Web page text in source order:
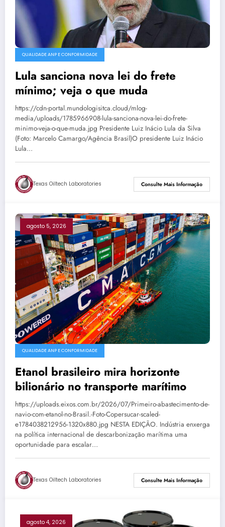
QUALIDADE ANP E CONFORMIDADE
Lula sanciona nova lei do frete
mínimo; veja o que muda
https://cdn-portal.mundologisitca.cloud/mlog-
media/uploads/1785966908-lula-sanciona-nova-lei-do-frete-
minimo-veja-o-que-muda.jpg Presidente Luiz Inácio Lula da Silva
(Foto: Marcelo Camargo/Agência Brasil)O presidente Luiz Inácio
Lula…
Texas Oiltech Laboratories Consulte Mais Informação
agosto 5, 2026
QUALIDADE ANP E CONFORMIDADE
Etanol brasileiro mira horizonte
bilionário no transporte marítimo
https://uploads.eixos.com.br/2026/07/Primeiro-abastecimento-de-
navio-com-etanol-no-Brasil.-Foto-Copersucar-scaled-
e1784038212956-1320x880.jpg NESTA EDIÇÃO. Indústria enxerga
na política internacional de descarbonização marítima uma
oportunidade para escalar…
Texas Oiltech Laboratories Consulte Mais Informação
agosto 4, 2026